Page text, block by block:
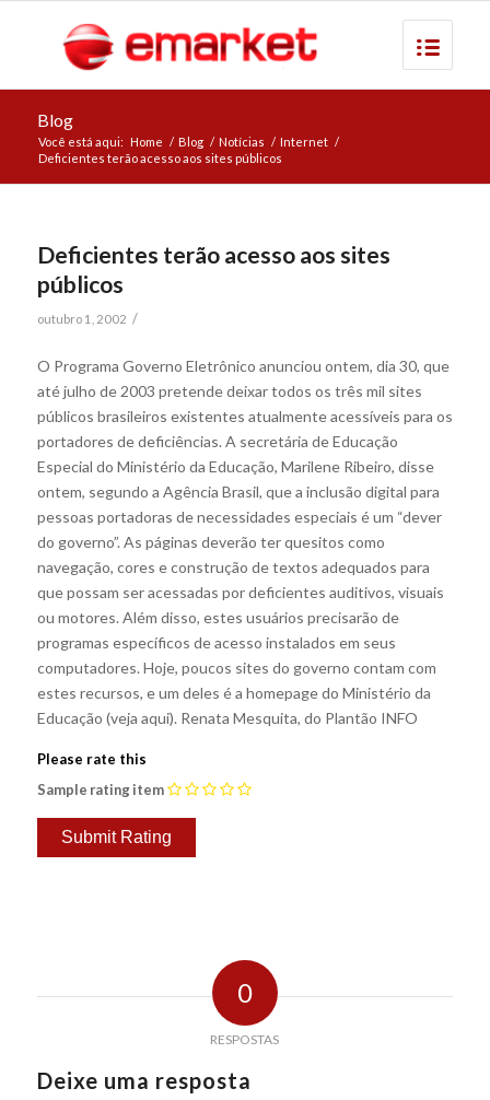
Blog
Você está aqui: Home / Blog / Notícias / Internet /
Deficientes terão acesso aos sites públicos
Deficientes terão acesso aos sites
públicos
outubro 1, 2002 /
O Programa Governo Eletrônico anunciou ontem, dia 30, que
até julho de 2003 pretende deixar todos os três mil sites
públicos brasileiros existentes atualmente acessíveis para os
portadores de deficiências. A secretária de Educação
Especial do Ministério da Educação, Marilene Ribeiro, disse
ontem, segundo a Agência Brasil, que a inclusão digital para
pessoas portadoras de necessidades especiais é um “dever
do governo”. As páginas deverão ter quesitos como
navegação, cores e construção de textos adequados para
que possam ser acessadas por deficientes auditivos, visuais
ou motores. Além disso, estes usuários precisarão de
programas específicos de acesso instalados em seus
computadores. Hoje, poucos sites do governo contam com
estes recursos, e um deles é a homepage do Ministério da
Educação (veja aqui). Renata Mesquita, do Plantão INFO
Please rate this
Sample rating item
0
RESPOSTAS
Deixe uma resposta